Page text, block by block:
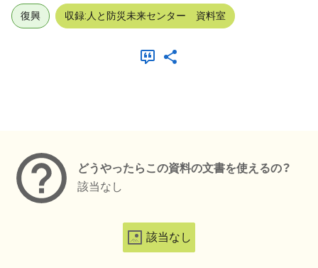
復興 収録:人と防災未来センター 資料室
どうやったらこの資料の文書を使えるの？
該当なし
該当なし